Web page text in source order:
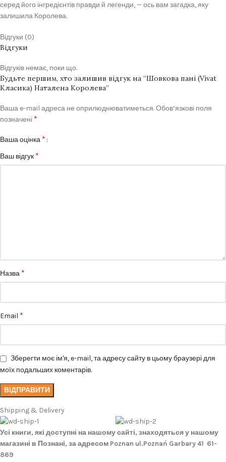
серед його інгредієнтів правди й легенди, — ось вам загадка, яку
залишила Королева.
Відгуки (0)
Відгуки
Відгуків немає, поки що.
Будьте першим, хто залишив відгук на “Шовкова пані (Vivat
Класика) Наталена Королева”
Ваша e-mail адреса не оприлюднюватиметься.Обов’язкові поля
позначені *
Ваша оцінка *
Ваш відгук *
Назва *
Email *
Зберегти моє ім'я, e-mail, та адресу сайту в цьому браузері для
моїх подальших коментарів.
Shipping & Delivery
Усі книги, які доступні на нашому сайті, знаходяться у нашому
магазині в Познані, за адресом Poznan ul.Poznań Garbary 41 61-
869